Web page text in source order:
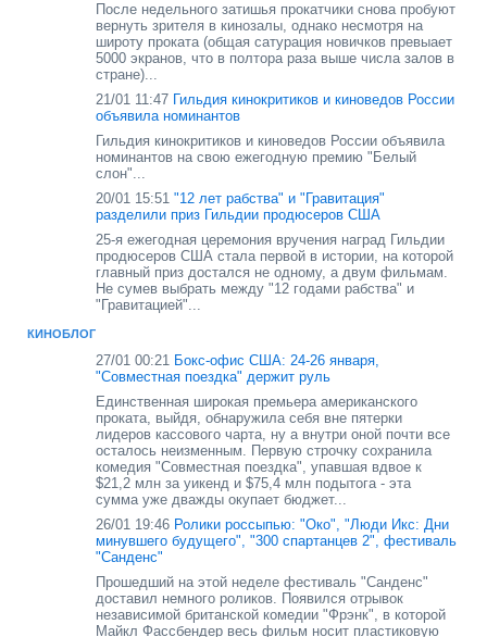
После недельного затишья прокатчики снова пробуют
вернуть зрителя в кинозалы, однако несмотря на
широту проката (общая сатурация новичков превыает
5000 экранов, что в полтора раза выше числа залов в
стране)...
21/01 11:47 Гильдия кинокритиков и киноведов России
объявила номинантов
Гильдия кинокритиков и киноведов России объявила
номинантов на свою ежегодную премию "Белый
слон"...
20/01 15:51 "12 лет рабства" и "Гравитация"
разделили приз Гильдии продюсеров США
25-я ежегодная церемония вручения наград Гильдии
продюсеров США стала первой в истории, на которой
главный приз достался не одному, а двум фильмам.
Не сумев выбрать между "12 годами рабства" и
"Гравитацией"...
КИНОБЛОГ
27/01 00:21 Бокс-офис США: 24-26 января,
"Совместная поездка" держит руль
Единственная широкая премьера американского
проката, выйдя, обнаружила себя вне пятерки
лидеров кассового чарта, ну а внутри оной почти все
осталось неизменным. Первую строчку сохранила
комедия "Совместная поездка", упавшая вдвое к
$21,2 млн за уикенд и $75,4 млн подытога - эта
сумма уже дважды окупает бюджет...
26/01 19:46 Ролики россыпью: "Око", "Люди Икс: Дни
минувшего будущего", "300 спартанцев 2", фестиваль
"Санденс"
Прошедший на этой неделе фестиваль "Санденс"
доставил немного роликов. Появился отрывок
независимой британской комедии "Фрэнк", в которой
Майкл Фассбендер весь фильм носит пластиковую